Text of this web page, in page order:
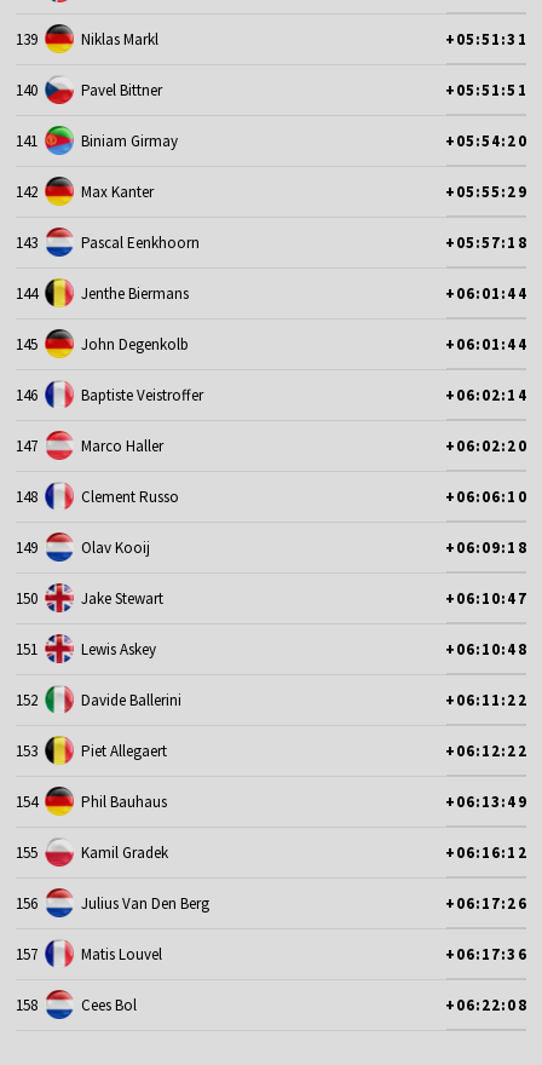
139 Niklas Markl +05:51:31
140 Pavel Bittner +05:51:51
141 Biniam Girmay +05:54:20
142 Max Kanter +05:55:29
143 Pascal Eenkhoorn +05:57:18
144 Jenthe Biermans +06:01:44
145 John Degenkolb +06:01:44
146 Baptiste Veistroffer +06:02:14
147 Marco Haller +06:02:20
148 Clement Russo +06:06:10
149 Olav Kooij +06:09:18
150 Jake Stewart +06:10:47
151 Lewis Askey +06:10:48
152 Davide Ballerini +06:11:22
153 Piet Allegaert +06:12:22
154 Phil Bauhaus +06:13:49
155 Kamil Gradek +06:16:12
156 Julius Van Den Berg +06:17:26
157 Matis Louvel +06:17:36
158 Cees Bol +06:22:08